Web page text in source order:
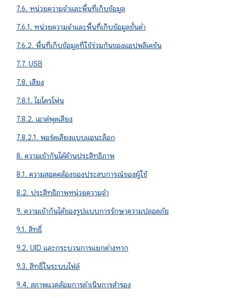
7.6. หน่วยความจำและพื้นที่เก็บข้อมูล
7.6.1. หน่วยความจำและพื้นที่เก็บข้อมูลขั้นต่ำ
7.6.2. พื้นที่เก็บข้อมูลที่ใช้ร่วมกันของแอปพลิเคชัน
7.7. USB
7.8. เสียง
7.8.1. ไมโครโฟน
7.8.2. เอาต์พุตเสียง
7.8.2.1. พอร์ตเสียงแบบแอนะล็อก
8. ความเข้ากันได้ด้านประสิทธิภาพ
8.1. ความสอดคล้องของประสบการณ์ของผู้ใช้
8.2. ประสิทธิภาพหน่วยความจํา
9. ความเข้ากันได้ของรูปแบบการรักษาความปลอดภัย
9.1. สิทธิ์
9.2. UID และกระบวนการแยกต่างหาก
9.3. สิทธิ์ในระบบไฟล์
9.4. สภาพแวดล้อมการดําเนินการสํารอง